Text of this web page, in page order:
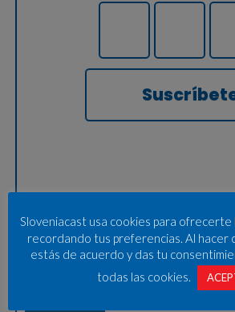
Sloveniacast usa cookies para ofrecerte
recordando tus preferencias. Al hacer
estás de acuerdo y das tu
todas las cookies.